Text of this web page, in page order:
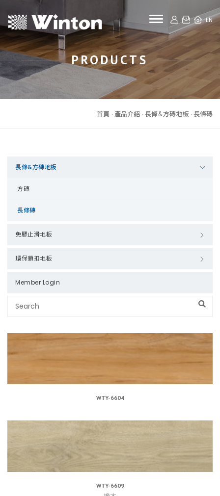
toggle EN
PRODUCTS
首頁 產品介紹 長條&方磚地板 長條磚
長條&方磚地板
方磚
長條磚
免膠止滑地板
環保鎖扣地板
Member Login
WTY-6604
WTY-6609